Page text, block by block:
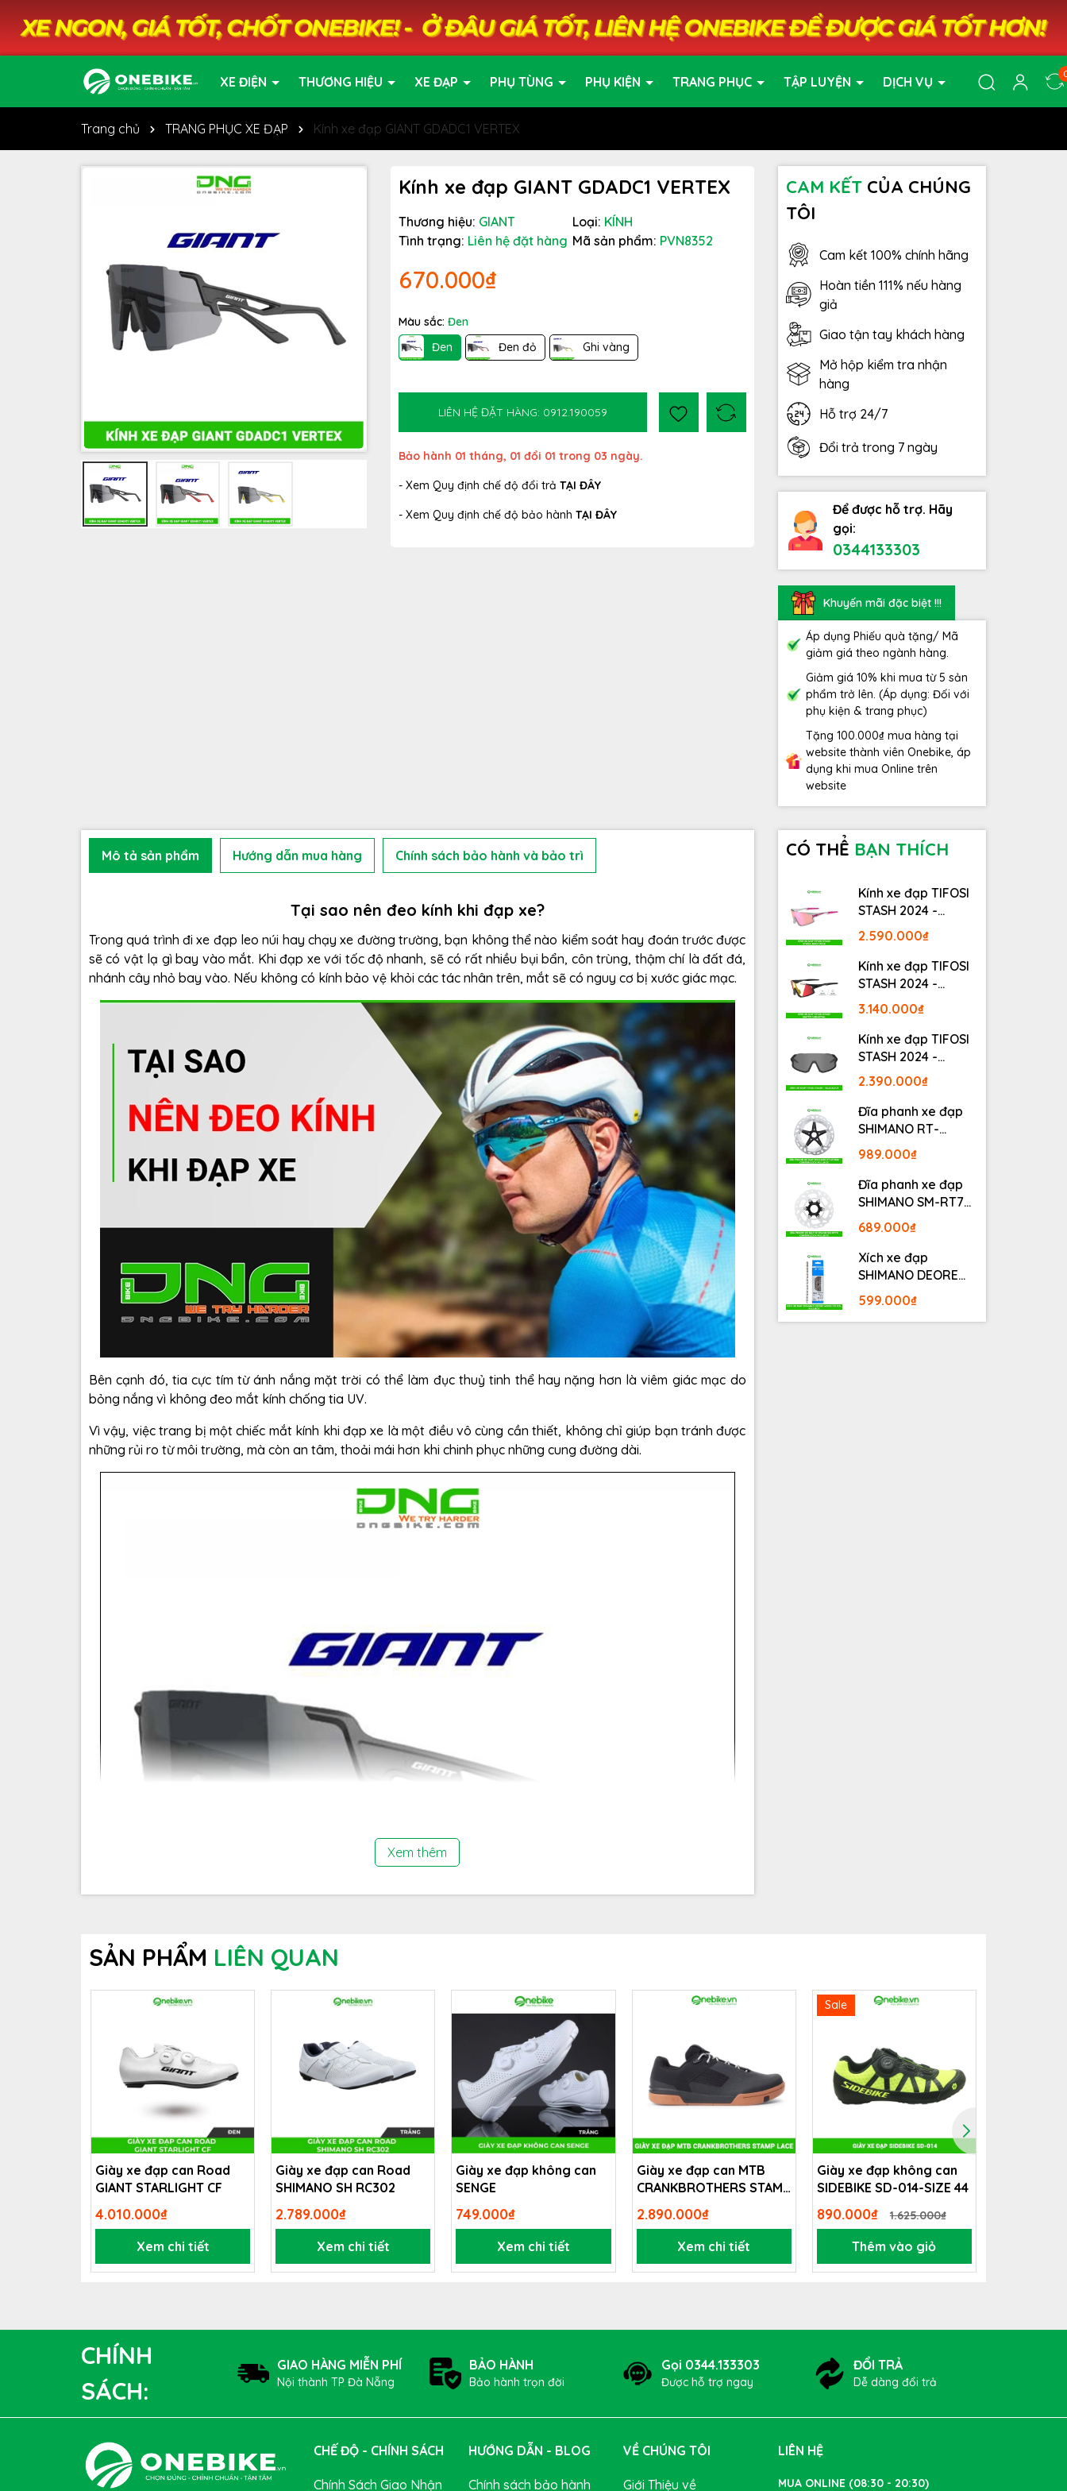
XE ĐIỆN THƯƠNG HIỆU XE ĐẠP PHỤ TÙNG PHỤ KIỆN TRANG PHỤC TẬP LUYỆN DỊCH VỤ
Trang chủ TRANG PHỤC XE ĐẠP Kính xe đạp GIANT GDADC1 VERTEX
Kính xe đạp GIANT GDADC1 VERTEX
Thương hiệu: GIANT Loại: KÍNH
Tình trạng: Liên hệ đặt hàng Mã sản phẩm: PVN8352
670.000₫
Màu sắc: Đen
Đen
Đen đỏ Ghi vàng
LIÊN HỆ ĐẶT HÀNG: 0912.190059
Bảo hành 01 tháng, 01 đổi 01 trong 03 ngày.
- Xem Quy định chế độ đổi trả TẠI ĐÂY
- Xem Quy định chế độ bảo hành TẠI ĐÂY
CAM KẾTCỦA CHÚNG
TÔI
Cam kết 100% chính hãng
Hoàn tiền 111% nếu hàng
giả
Giao tận tay khách hàng
Mở hộp kiểm tra nhận
hàng
Hỗ trợ 24/7
Đổi trả trong 7 ngày
Để được hỗ trợ. Hãy
gọi:
0344133303
Khuyến mãi đặc biệt !!!
Áp dụng Phiếu quà tặng/ Mã
giảm giá theo ngành hàng.
Giảm giá 10% khi mua từ 5 sản
phẩm trở lên. (Áp dụng: Đối với
phụ kiện & trang phục)
Tặng 100.000₫ mua hàng tại
website thành viên Onebike, áp
dụng khi mua Online trên
website
Mô tả sản phẩm Hướng dẫn mua hàng Chính sách bảo hành và bảo trì
Tại sao nên đeo kính khi đạp xe?
Trong quá trình đi xe đạp leo núi hay chạy xe đường trường, bạn không thể nào kiểm soát hay đoán trước được
sẽ có vật lạ gì bay vào mắt. Khi đạp xe với tốc độ nhanh, sẽ có rất nhiều bụi bẩn, côn trùng, thậm chí là đất đá,
nhánh cây nhỏ bay vào. Nếu không có kính bảo vệ khỏi các tác nhân trên, mắt sẽ có nguy cơ bị xước giác mạc.
Bên cạnh đó, tia cực tím từ ánh nắng mặt trời có thể làm đục thuỷ tinh thể hay nặng hơn là viêm giác mạc do
bỏng nắng vì không đeo mắt kính chống tia UV.
Vì vậy, việc trang bị một chiếc mắt kính khi đạp xe là một điều vô cùng cần thiết, không chỉ giúp bạn tránh được
những rủi ro từ môi trường, mà còn an tâm, thoải mái hơn khi chinh phục những cung đường dài.
Kính Giant&Liv kết hợp công nghệ tiên tiến quốc tế, chất liệu TR90. Trọng lượng nhẹ, công năng tiên tiến, phù
hợp với các môn thể thao chuyên nghiệp.
Đem lại sự an toàn tốt nhất khi đạp xe, thiết kế và sản xuất công nghệ cao: góc nhìn, cỡ, độ chéo, đệm mũi, đeo
Xem thêm
CÓ THỂ BẠN THÍCH
Kính xe đạp TIFOSI
STASH 2024 -
STASH, RACE PINK
2.590.000₫
Kính xe đạp TIFOSI
STASH 2024 -
MATTE GUNMETAL
3.140.000₫
Kính xe đạp TIFOSI
STASH 2024 -
BLACKOUT
2.390.000₫
Đĩa phanh xe đạp
SHIMANO RT-
MT800 Center lock
Fullbox
989.000₫
Đĩa phanh xe đạp
SHIMANO SM-RT70
Center lock Fullbox
689.000₫
Xích xe đạp
SHIMANO DEORE
M6100 12S 126L
Fullbox
599.000₫
SẢN PHẨM LIÊN QUAN
Giày xe đạp can Road
GIANT STARLIGHT CF
4.010.000₫
Xem chi tiết
Giày xe đạp can Road
SHIMANO SH RC302
2.789.000₫
Xem chi tiết
Giày xe đạp không can
SENGE
749.000₫
Xem chi tiết
Giày xe đạp can MTB
CRANKBROTHERS STAMP
LACE
2.890.000₫
Xem chi tiết
Sale
Giày xe đạp không can
SIDEBIKE SD-014-SIZE 44
890.000₫ 1.625.000₫
Thêm vào giỏ
CHÍNH
SÁCH:
GIAO HÀNG MIỄN PHÍ
Nội thành TP Đà Nẵng
BẢO HÀNH
Bảo hành trọn đời
Gọi 0344.133303
Được hỗ trợ ngay
ĐỔI TRẢ
Dễ dàng đổi trả
CHẾ ĐỘ - CHÍNH SÁCH
Chính Sách Giao Nhận
HƯỚNG DẪN - BLOG
Chính sách bảo hành
VỀ CHÚNG TÔI
Giới Thiệu về
LIÊN HỆ
MUA ONLINE (08:30 - 20:30)